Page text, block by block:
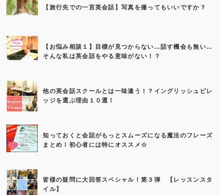
【旅行先での一言英会話】写真を撮ってもいいですか？
【お悩み相談１】目標が見つからない…話す機会も無い…
そんな私は英会話をやる意味がない！？
他の英会話スクールとは一味違う！？イングリッシュビレ
ッジを選ぶ理由１０選！
知っておくと会話がもっとスムーズになる魔法のフレーズ
まとめ！初心者には特にオススメ☆
皆様の疑問に大回答スペシャル！第３弾 【レッスンスタ
イル】